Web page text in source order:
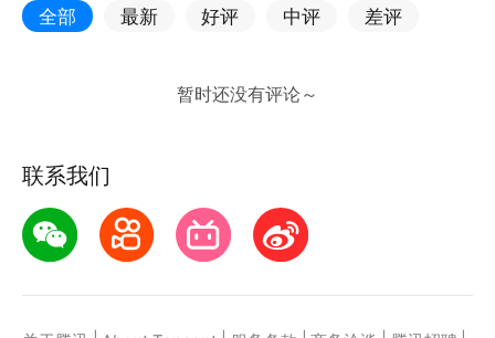
全部 最新 好评 中评 差评
联系我们